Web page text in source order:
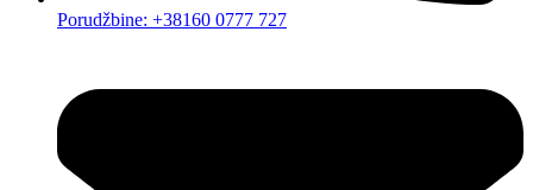
Porudžbine: +38160 0777 727